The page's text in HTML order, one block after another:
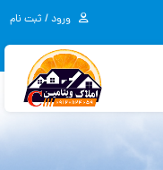
ورود / ثبت نام